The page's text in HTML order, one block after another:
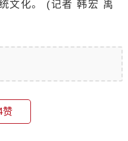
文化。 (记者 韩宏 禹
赞